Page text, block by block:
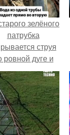
зелёного
патрубка
струя
ровной дуге и
попадает в
нижней
трубы.